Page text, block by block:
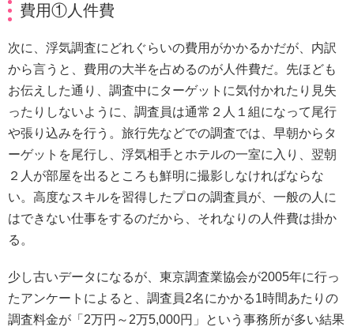
費用①人件費
次に、浮気調査にどれぐらいの費用がかかるかだが、内訳
から言うと、費用の大半を占めるのが人件費だ。先ほども
お伝えした通り、調査中にターゲットに気付かれたり見失
ったりしないように、調査員は通常２人１組になって尾行
や張り込みを行う。旅行先などでの調査では、早朝からタ
ーゲットを尾行し、浮気相手とホテルの一室に入り、翌朝
２人が部屋を出るところも鮮明に撮影しなければならな
い。高度なスキルを習得したプロの調査員が、一般の人に
はできない仕事をするのだから、それなりの人件費は掛か
る。
少し古いデータになるが、東京調査業協会が2005年に行っ
たアンケートによると、調査員2名にかかる1時間あたりの
調査料金が「2万円～2万5,000円」という事務所が多い結果